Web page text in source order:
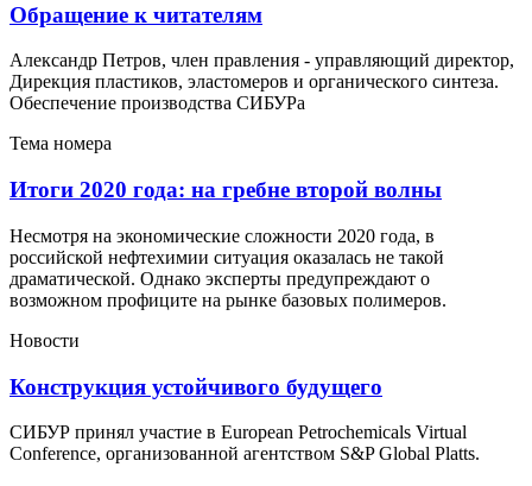
Обращение к читателям
Александр Петров, член правления - управляющий директор,
Дирекция пластиков, эластомеров и органического синтеза.
Обеспечение производства СИБУРа
Тема номера
Итоги 2020 года: на гребне второй волны
Несмотря на экономические сложности 2020 года, в
российской нефтехимии ситуация оказалась не такой
драматической. Однако эксперты предупреждают о
возможном профиците на рынке базовых полимеров.
Новости
Конструкция устойчивого будущего
СИБУР принял участие в European Petrochemicals Virtual
Conference, организованной агентством S&P Global Platts.